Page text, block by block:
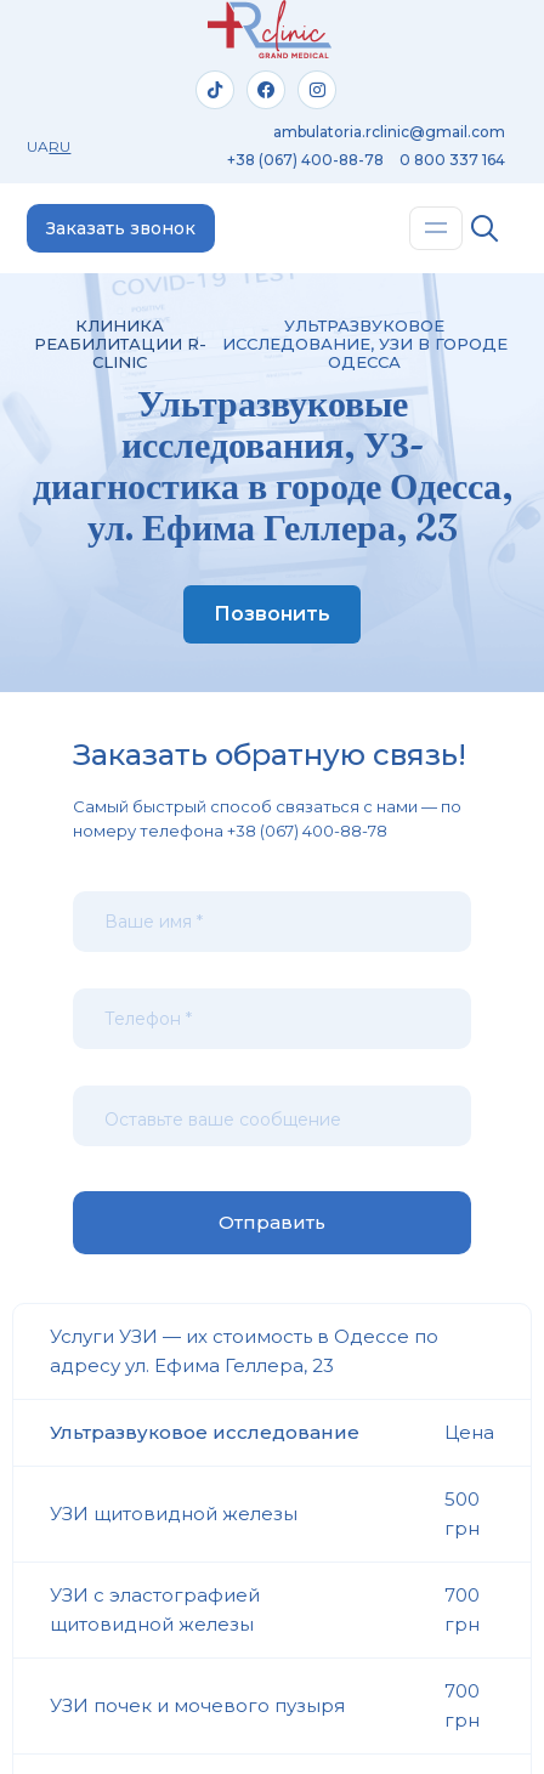
UARU
ambulatoria.rclinic@gmail.com
+38 (067) 400-88-78
0 800 337 164
Заказать звонок
КЛИНИКА
РЕАБИЛИТАЦИИ R-
CLINIC
УЛЬТРАЗВУКОВОЕ
ИССЛЕДОВАНИЕ, УЗИ В ГОРОДЕ
ОДЕССА
Ультразвуковые
исследования, УЗ-
диагностика в городе Одесса,
ул. Ефима Геллера, 23
Позвонить
Заказать обратную связь!
Самый быстрый способ связаться с нами — по
номеру телефона +38 (067) 400-88-78
Услуги УЗИ — их стоимость в Одессе по
адресу ул. Ефима Геллера, 23
Ультразвуковое исследование Цена
УЗИ щитовидной железы
500
грн
УЗИ с эластографией
щитовидной железы
700
грн
УЗИ почек и мочевого пузыря
700
грн